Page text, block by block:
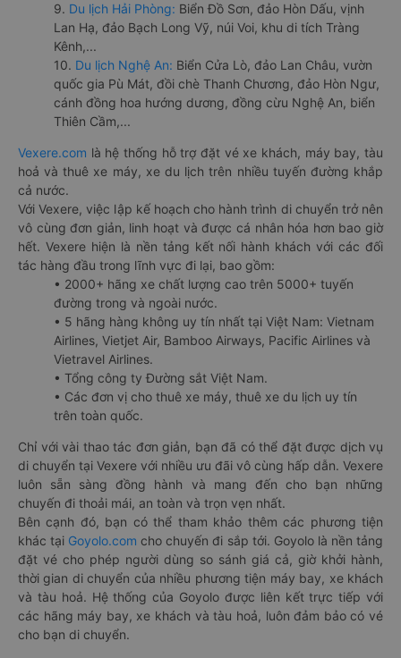
9. Du lịch Hải Phòng: Biển Đồ Sơn, đảo Hòn Dấu, vịnh
Lan Hạ, đảo Bạch Long Vỹ, núi Voi, khu di tích Tràng
Kênh,...
10. Du lịch Nghệ An: Biển Cửa Lò, đảo Lan Châu, vườn
quốc gia Pù Mát, đồi chè Thanh Chương, đảo Hòn Ngư,
cánh đồng hoa hướng dương, đồng cừu Nghệ An, biển
Thiên Cầm,...
Vexere.com là hệ thống hỗ trợ đặt vé xe khách, máy bay, tàu
hoả và thuê xe máy, xe du lịch trên nhiều tuyến đường khắp
cả nước.
Với Vexere, việc lập kế hoạch cho hành trình di chuyển trở nên
vô cùng đơn giản, linh hoạt và được cá nhân hóa hơn bao giờ
hết. Vexere hiện là nền tảng kết nối hành khách với các đối
tác hàng đầu trong lĩnh vực đi lại, bao gồm:
• 2000+ hãng xe chất lượng cao trên 5000+ tuyến
đường trong và ngoài nước.
• 5 hãng hàng không uy tín nhất tại Việt Nam: Vietnam
Airlines, Vietjet Air, Bamboo Airways, Pacific Airlines và
Vietravel Airlines.
• Tổng công ty Đường sắt Việt Nam.
• Các đơn vị cho thuê xe máy, thuê xe du lịch uy tín
trên toàn quốc.
Chỉ với vài thao tác đơn giản, bạn đã có thể đặt được dịch vụ
di chuyển tại Vexere với nhiều ưu đãi vô cùng hấp dẫn. Vexere
luôn sẵn sàng đồng hành và mang đến cho bạn những
chuyến đi thoải mái, an toàn và trọn vẹn nhất.
Bên cạnh đó, bạn có thể tham khảo thêm các phương tiện
khác tại Goyolo.com cho chuyến đi sắp tới. Goyolo là nền tảng
đặt vé cho phép người dùng so sánh giá cả, giờ khởi hành,
thời gian di chuyển của nhiều phương tiện máy bay, xe khách
và tàu hoả. Hệ thống của Goyolo được liên kết trực tiếp với
các hãng máy bay, xe khách và tàu hoả, luôn đảm bảo có vé
cho bạn di chuyển.